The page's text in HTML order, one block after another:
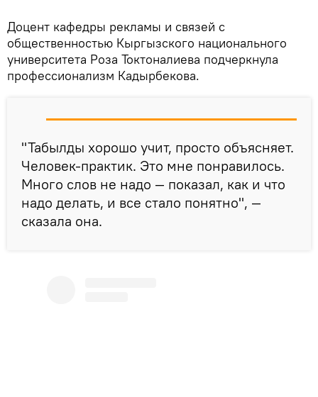
Доцент кафедры рекламы и связей с
общественностью Кыргызского национального
университета Роза Токтоналиева подчеркнула
профессионализм Кадырбекова.
"Табылды хорошо учит, просто объясняет.
Человек-практик. Это мне понравилось.
Много слов не надо — показал, как и что
надо делать, и все стало понятно", —
сказала она.